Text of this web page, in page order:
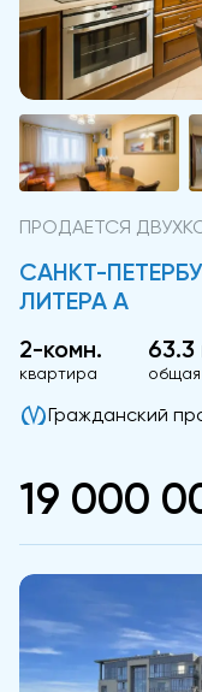
ПРОДАЕТСЯ
САНКТ-
ЛИТЕРА А
2-комн.
квартира
63.3
общая
Гражданский
19 000